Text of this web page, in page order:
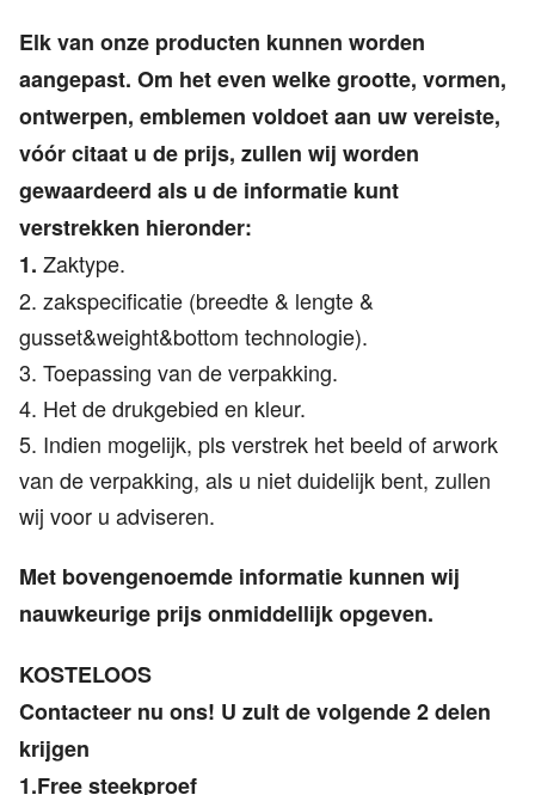
Elk van onze producten kunnen worden
aangepast. Om het even welke grootte, vormen,
ontwerpen, emblemen voldoet aan uw vereiste,
vóór citaat u de prijs, zullen wij worden
gewaardeerd als u de informatie kunt
verstrekken hieronder:
1. Zaktype.
2. zakspecificatie (breedte & lengte &
gusset&weight&bottom technologie).
3. Toepassing van de verpakking.
4. Het de drukgebied en kleur.
5. Indien mogelijk, pls verstrek het beeld of arwork
van de verpakking, als u niet duidelijk bent, zullen
wij voor u adviseren.
Met bovengenoemde informatie kunnen wij
nauwkeurige prijs onmiddellijk opgeven.
KOSTELOOS
Contacteer nu ons! U zult de volgende 2 delen
krijgen
1.Free steekproef